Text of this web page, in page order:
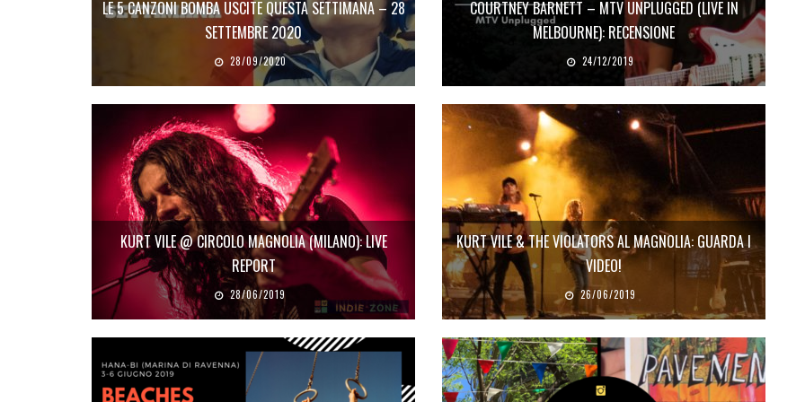
LE 5 CANZONI BOMBA USCITE QUESTA SETTIMANA – 28
SETTEMBRE 2020
28/09/2020
COURTNEY BARNETT – MTV UNPLUGGED (LIVE IN
MELBOURNE): RECENSIONE
24/12/2019
KURT VILE @ CIRCOLO MAGNOLIA (MILANO): LIVE
REPORT
28/06/2019
KURT VILE & THE VIOLATORS AL MAGNOLIA: GUARDA I
VIDEO!
26/06/2019